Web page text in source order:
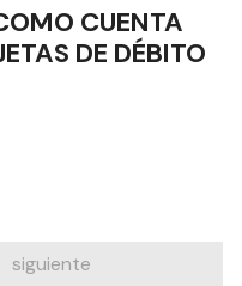
CUENTA
DE DÉBITO
siguiente